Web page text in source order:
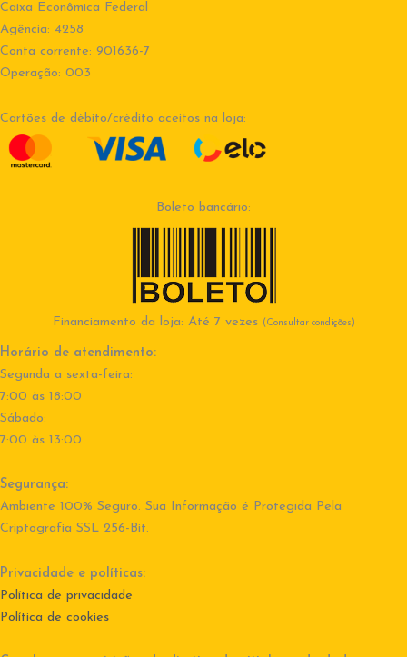
Caixa Econômica Federal
Agência: 4258
Conta corrente: 901636-7
Operação: 003
Cartões de débito/crédito aceitos na loja:
Boleto bancário:
Financiamento da loja: Até 7 vezes (Consultar condições)
Horário de atendimento:
Segunda a sexta-feira:
7:00 às 18:00
Sábado:
7:00 às 13:00
Segurança:
Ambiente 100% Seguro. Sua Informação é Protegida Pela
Criptografia SSL 256-Bit.
Privacidade e políticas:
Política de privacidade
Política de cookies